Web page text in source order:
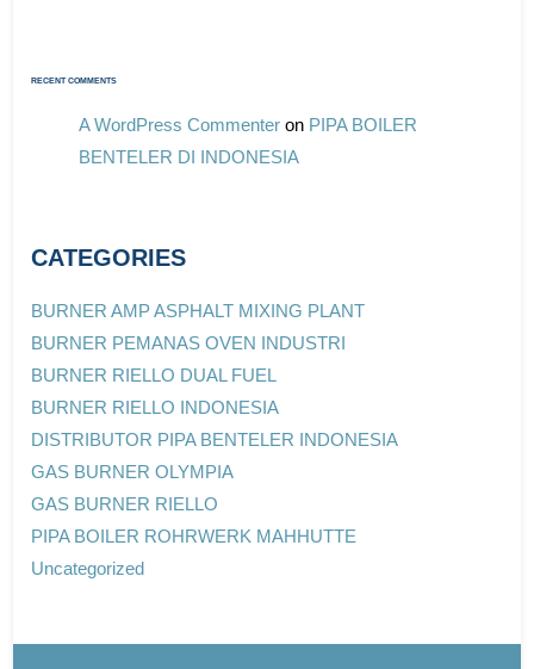
RECENT COMMENTS
A WordPress Commenter on PIPA BOILER
BENTELER DI INDONESIA
CATEGORIES
BURNER AMP ASPHALT MIXING PLANT
BURNER PEMANAS OVEN INDUSTRI
BURNER RIELLO DUAL FUEL
BURNER RIELLO INDONESIA
DISTRIBUTOR PIPA BENTELER INDONESIA
GAS BURNER OLYMPIA
GAS BURNER RIELLO
PIPA BOILER ROHRWERK MAHHUTTE
Uncategorized